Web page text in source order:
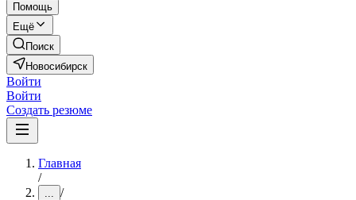
Помощь
Ещё
Поиск
Новосибирск
Войти
Войти
Создать резюме
Главная
/
... /